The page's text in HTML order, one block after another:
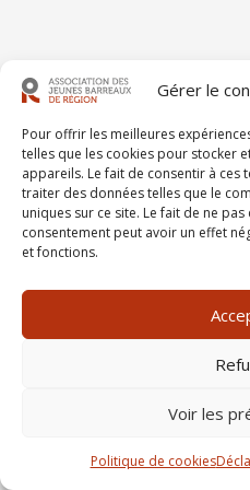
Gérer le
Pour offrir les meilleures
telles que les cookies pour stocker
appareils. Le fait de consentir à
traiter des données telles que le
uniques sur ce site. Le fait de ne
consentement peut avoir un effet
et fonctions.
Voir les
Politique de cookies